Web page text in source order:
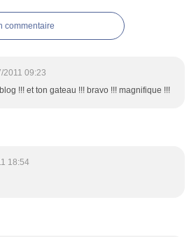
commentaire
2011 09:23
!!! et ton gateau !!! bravo !!! magnifique !!!
18:54